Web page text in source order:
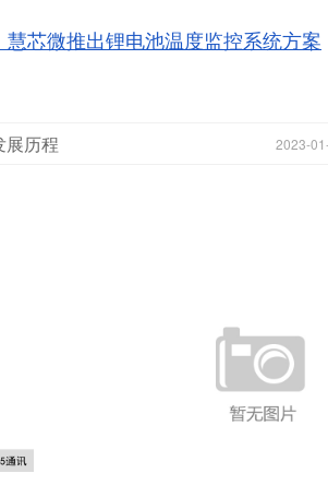
慧芯微推出锂电池温度监控系统方案
展历程 2023-